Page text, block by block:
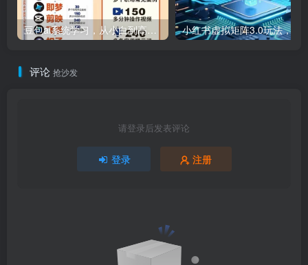
豆包ai系统学习，从小白到高手系列
评论 抢沙发
请登录后发表评论
登录 注册